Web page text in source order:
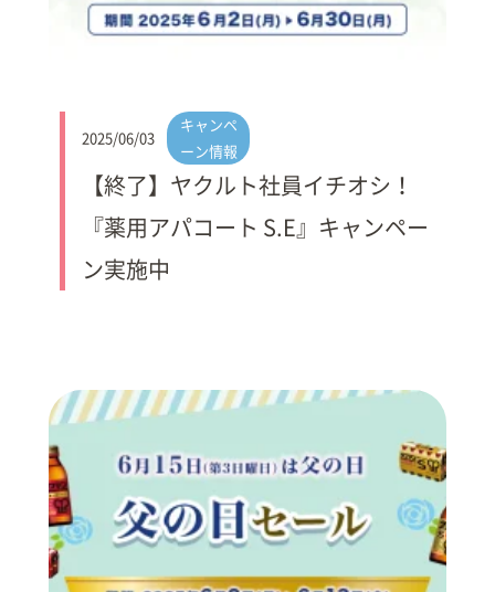
2025/06/03
キャンペ
ーン情報
【終了】ヤクルト社員イチオシ！
『薬用アパコート S.E』キャンペー
ン実施中